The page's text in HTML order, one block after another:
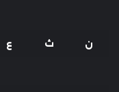
ن ث ع